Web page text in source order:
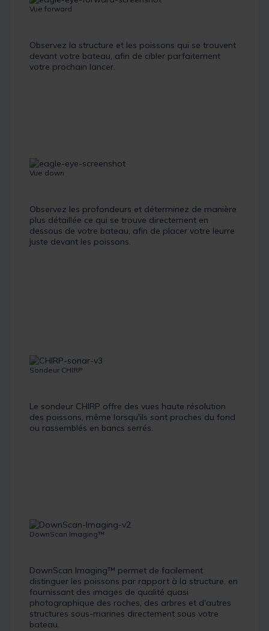
Vue forward
Observez la structure et les poissons qui se trouvent
devant votre bateau, afin de cibler parfaitement
votre prochain lancer.
Vue down
Observez les profondeurs et déterminez de manière
plus détaillée ce qui se trouve directement en
dessous de votre bateau, afin de placer votre leurre
juste devant les poissons.
Sondeur CHIRP
Le sondeur CHIRP offre des vues haute résolution
des poissons, même lorsqu'ils sont proches du fond
ou rassemblés en bancs serrés.
DownScan Imaging™
DownScan Imaging™ permet de facilement
distinguer les poissons par rapport à la structure, en
fournissant des images de qualité quasi
photographique des roches, des arbres et d'autres
structures sous-marines directement sous votre
bateau.